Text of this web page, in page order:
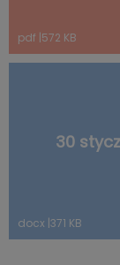
pdf 572 KB
30
docx 371 KB